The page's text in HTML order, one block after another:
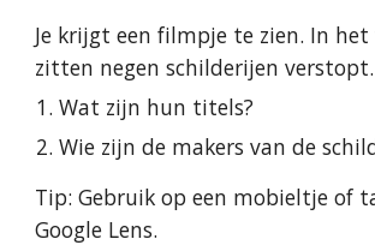
Je krijgt een filmpje te zien. In
zitten negen schilderijen verstopt.
Wat zijn hun titels?
Wie zijn de makers van de
Tip: Gebruik op een mobieltje of
Google Lens.